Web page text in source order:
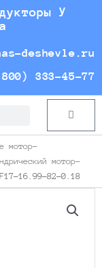
У
deshevle.ru
333-45-77
Cart
мотор-
мотор-
16.99-82-0.18